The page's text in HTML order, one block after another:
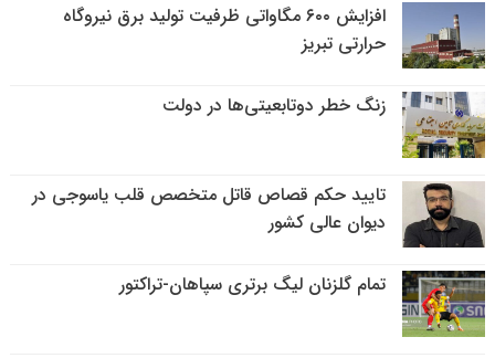
افزایش ۶۰۰ مگاواتی ظرفیت تولید برق نیروگاه
حرارتی تبریز
زنگ خطر دوتابعیتی‌ها در دولت
تایید حکم قصاص قاتل متخصص قلب یاسوجی در
دیوان عالی کشور
تمام گلزنان لیگ‌ برتری سپاهان-تراکتور